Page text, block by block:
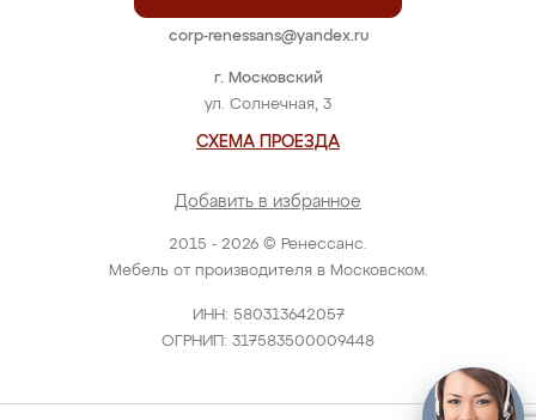
2015 - 2026 © Ренессанс.
Мебель от производителя в Московском.
ИНН: 580313642057
ОГРНИП: 317583500009448
г. Московский
ул. Солнечная, 3
СХЕМА ПРОЕЗДА
Добавить в избранное
corp-renessans@yandex.ru